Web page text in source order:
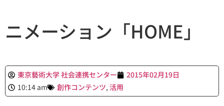
ニメーション「HOME」
東京藝術大学 社会連携センター
2015年02月19日
10:14 am
創作コンテンツ, 活用